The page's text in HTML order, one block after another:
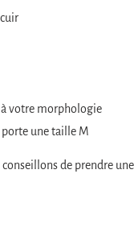
à votre morphologie
porte une taille M
de prendre